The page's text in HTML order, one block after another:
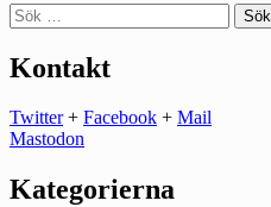
Sök
efter:
Kontakt
Twitter+ Facebook + Mail
Mastodon
Kategorierna